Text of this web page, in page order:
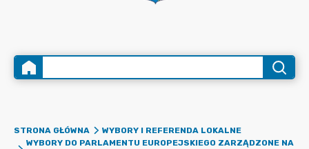
STRONA GŁÓWNA
WYBORY I REFERENDA LOKALNE
WYBORY DO PARLAMENTU EUROPEJSKIEGO ZARZĄDZONE NA